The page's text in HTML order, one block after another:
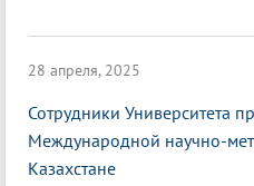
28 апреля, 2025
Сотрудники Университета
Международной научно-
Казахстане